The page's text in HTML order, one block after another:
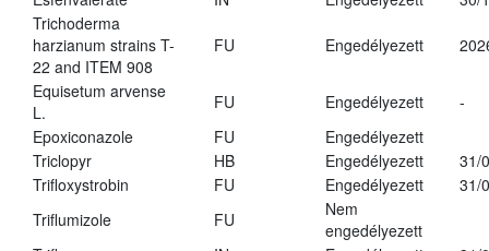
Trichoderma
harzianum strains T-
22 and ITEM 908
FU Engedélyezett
Equisetum arvense
L.
FU Engedélyezett
-
Epoxiconazole
FU
Engedélyezett
Triclopyr
HB Engedélyezett
31/
Trifloxystrobin
FU Engedélyezett
31/
Triflumizole
FU
Nem
engedélyezett